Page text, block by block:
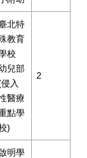
北特
教育
校
兒部
入
醫療
點學
)
2
明學